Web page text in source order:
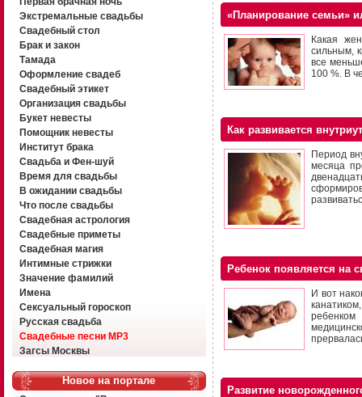
Экстремальные свадьбы
Свадебный стол
Брак и закон
Тамада
Оформление свадеб
Свадебный этикет
Организация свадьбы
Букет невесты
Помощник невесты
Институт брака
Свадьба и Фен-шуй
Время для свадьбы
В ожидании свадьбы
Что после свадьбы
Свадебная астрология
Свадебные приметы
Свадебная магия
Интимные стрижки
Значение фамилий
Имена
Сексуальный гороскоп
Русская свадьба
Свадебные песни MP3
Загсы Москвы
Новое на портале
«Планирование семьи»
Какая
сильным,
все
100 %. В
Как развивается
Период
месяца
Ребенок появляется на
И вот
Развитие